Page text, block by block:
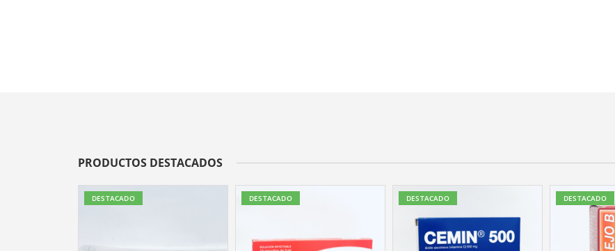
PRODUCTOS DESTACADOS
DESTACADO DESTACADO DESTACADO DESTACADO